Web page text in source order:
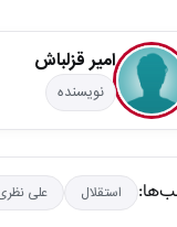
امیر قزلباش
نویسنده
استقلال علی